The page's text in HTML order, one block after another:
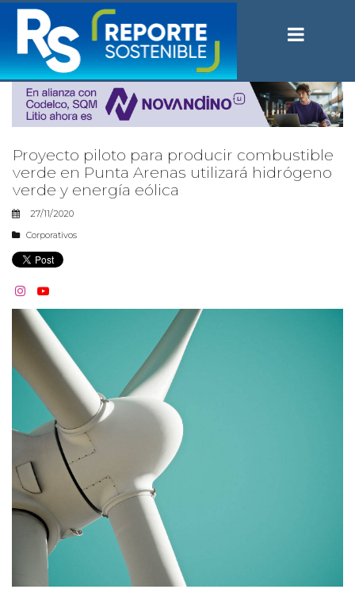
Proyecto piloto para producir combustible
verde en Punta Arenas utilizará hidrógeno
verde y energía eólica
27/11/2020
Corporativos
 